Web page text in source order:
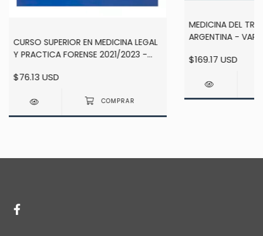
CURSO SUPERIOR EN MEDICINA LEGAL
Y PRACTICA FORENSE 2021/2023 -
$76.13 USD
MEDICINA DEL
ARGENTINA -
$169.17 USD